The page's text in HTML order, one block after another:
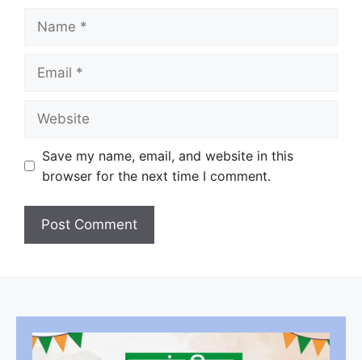
Save my name, email, and website in this
browser for the next time I comment.